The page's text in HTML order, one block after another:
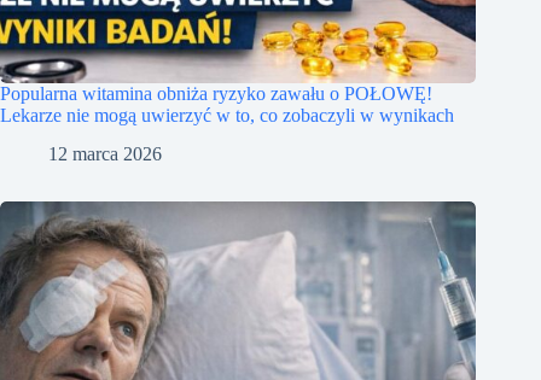
Popularna witamina obniża ryzyko zawału o POŁOWĘ!
Lekarze nie mogą uwierzyć w to, co zobaczyli w wynikach
12 marca 2026